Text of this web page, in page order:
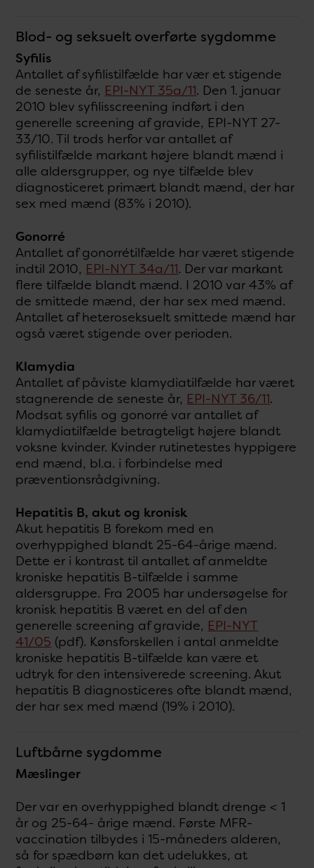
Blod- og seksuelt overførte sygdomme
Syfilis
Antallet af syfilistilfælde har vær et stigende
de seneste år, EPI-NYT 35a/11. Den 1. januar
2010 blev syfilisscreening indført i den
generelle screening af gravide, EPI-NYT 27-
33/10. Til trods herfor var antallet af
syfilistilfælde markant højere blandt mænd i
alle aldersgrupper, og nye tilfælde blev
diagnosticeret primært blandt mænd, der har
sex med mænd (83% i 2010).
Gonorré
Antallet af gonorrétilfælde har været stigende
indtil 2010, EPI-NYT 34a/11. Der var markant
flere tilfælde blandt mænd. I 2010 var 43% af
de smittede mænd, der har sex med mænd.
Antallet af heteroseksuelt smittede mænd har
også været stigende over perioden.
Klamydia
Antallet af påviste klamydiatilfælde har været
stagnerende de seneste år, EPI-NYT 36/11.
Modsat syfilis og gonorré var antallet af
klamydiatilfælde betragteligt højere blandt
voksne kvinder. Kvinder rutinetestes hyppigere
end mænd, bl.a. i forbindelse med
præventionsrådgivning.
Hepatitis B, akut og kronisk
Akut hepatitis B forekom med en
overhyppighed blandt 25-64-årige mænd.
Dette er i kontrast til antallet af anmeldte
kroniske hepatitis B-tilfælde i samme
aldersgruppe. Fra 2005 har undersøgelse for
kronisk hepatitis B været en del af den
generelle screening af gravide, EPI-NYT
41/05 (pdf). Kønsforskellen i antal anmeldte
kroniske hepatitis B-tilfælde kan være et
udtryk for den intensiverede screening. Akut
hepatitis B diagnosticeres ofte blandt mænd,
der har sex med mænd (19% i 2010).
Luftbårne sygdomme
Mæslinger
Der var en overhyppighed blandt drenge < 1
år og 25-64- årige mænd. Første MFR-
vaccination tilbydes i 15-måneders alderen,
så for spædbørn kan det udelukkes, at